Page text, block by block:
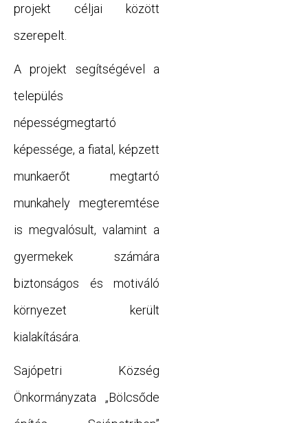
projekt céljai között
szerepelt.
A projekt segítségével a
település
népességmegtartó
képessége, a fiatal, képzett
munkaerőt megtartó
munkahely megteremtése
is megvalósult, valamint a
gyermekek számára
biztonságos és motiváló
környezet került
kialakítására.
Sajópetri Község
Önkormányzata „Bölcsőde